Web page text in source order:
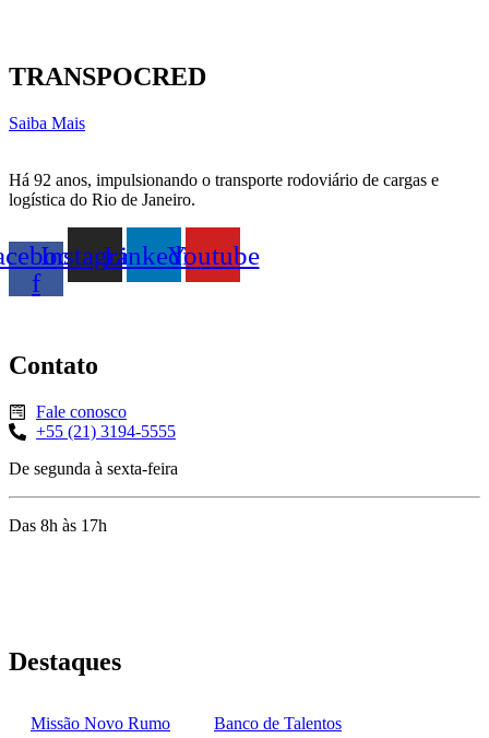
TRANSPOCRED
Saiba Mais
Há 92 anos, impulsionando o transporte rodoviário de cargas e
logística do Rio de Janeiro.
f
InstagramLinkedinYoutube
Contato
Fale conosco
+55 (21) 3194-5555
De segunda à sexta-feira
Das 8h às 17h
Destaques
Missão Novo Rumo Banco de Talentos